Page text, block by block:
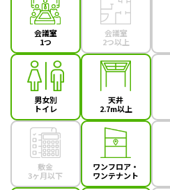
会議室
1つ
会議室
2つ以上
男女別
トイレ
天井
2.7m以上
敷金
3ヶ月以下
ワンフロア・
ワンテナント